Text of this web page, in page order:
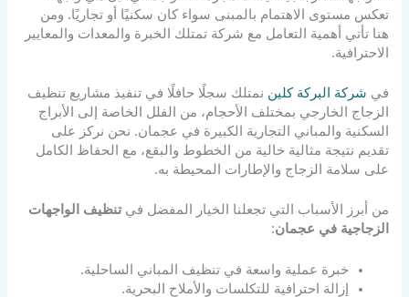
تعكس مستوى الاهتمام بالمبنى سواء كان سكنيًا أو تجاريًا. ومن
هنا تأتي أهمية التعامل مع شركة تمتلك الخبرة والمعدات والمعايير
الاحترافية.
في شركة البركة كلين نمتلك سجلًا حافلًا في تنفيذ مشاريع تنظيف
الزجاج الخارجي بمختلف الأحجام، من الفلل الخاصة إلى الأبراج
السكنية والمباني التجارية الكبيرة في عجمان. نحن نركز على
تقديم نتيجة مثالية خالية من الخطوط والبقع، مع الحفاظ الكامل
على سلامة الزجاج والإطارات المحيطة به.
من أبرز الأسباب التي تجعلنا الخيار المفضل فيتنظيف الواجهات
الزجاجية في عجمان:
خبرة عملية واسعة في تنظيف المباني الساحلية.
إزالة احترافية للتكلسات والأملاح البحرية.